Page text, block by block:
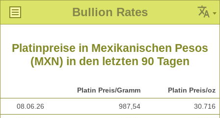
Bullion Rates
Platinpreise in Mexikanischen Pesos
(MXN) in den letzten 90 Tagen
Platin Preis/Gramm Platin Preis/oz
08.06.26 987,54 30.716